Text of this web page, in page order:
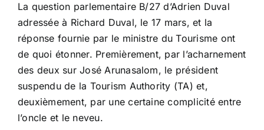
La question parlementaire B/27 d’Adrien Duval
adressée à Richard Duval, le 17 mars, et la
réponse fournie par le ministre du Tourisme ont
de quoi étonner. Premièrement, par l’acharnement
des deux sur José Arunasalom, le président
suspendu de la Tourism Authority (TA) et,
deuxièmement, par une certaine complicité entre
l’oncle et le neveu.